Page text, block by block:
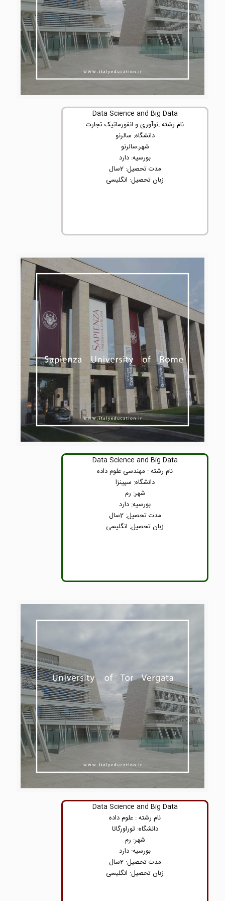
Data Science and Big Data
نام رشته :نوآوری و انفورماتیک تجارت
دانشگاه: سالرنو
شهر:سالرنو
بورسیه: دارد
مدت تحصیل: 2سال
زبان تحصیل: انگلیسی
Data Science and Big Data
نام رشته : مهندسی علوم داده
دانشگاه: سپینزا
شهر: رم
بورسیه: دارد
مدت تحصیل: 2سال
زبان تحصیل: انگلیسی
Data Science and Big Data
نام رشته : علوم داده
دانشگاه: توراورگاتا
شهر: رم
بورسیه: دارد
مدت تحصیل: 2سال
زبان تحصیل: انگلیسی